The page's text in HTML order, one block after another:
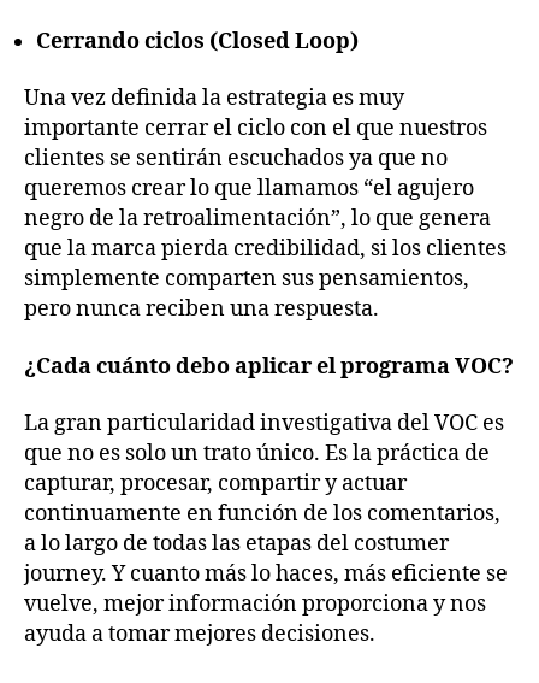
Cerrando ciclos (Closed Loop)
Una vez definida la estrategia es muy
importante cerrar el ciclo con el que nuestros
clientes se sentirán escuchados ya que no
queremos crear lo que llamamos “el agujero
negro de la retroalimentación”, lo que genera
que la marca pierda credibilidad, si los clientes
simplemente comparten sus pensamientos,
pero nunca reciben una respuesta.
¿Cada cuánto debo aplicar el programa VOC?
La gran particularidad investigativa del VOC es
que no es solo un trato único. Es la práctica de
capturar, procesar, compartir y actuar
continuamente en función de los comentarios,
a lo largo de todas las etapas del costumer
journey. Y cuanto más lo haces, más eficiente se
vuelve, mejor información proporciona y nos
ayuda a tomar mejores decisiones.